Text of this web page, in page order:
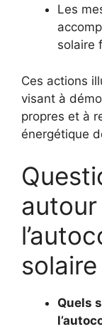
Les
solaire
Ces actions
visant à
propres et à
énergétique
Quels